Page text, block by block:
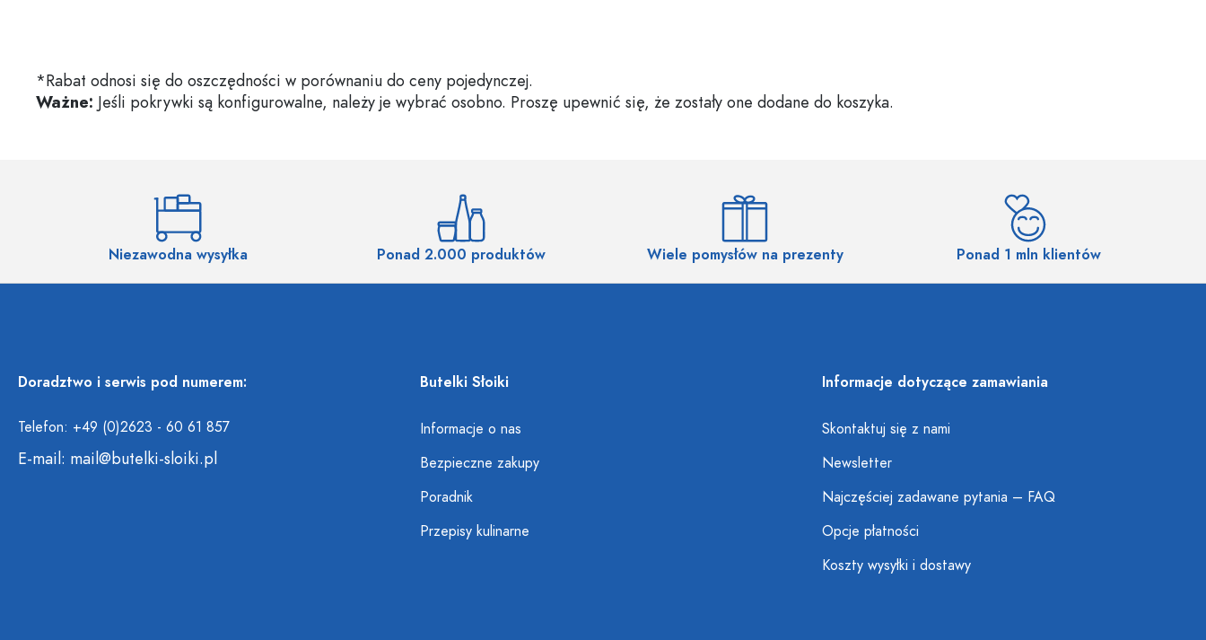
*Rabat odnosi się do oszczędności w porównaniu do ceny pojedynczej.
Ważne: Jeśli pokrywki są konfigurowalne, należy je wybrać osobno. Proszę upewnić się, że zostały one dodane do koszyka.
Niezawodna wysyłka Ponad 2.000 produktów Wiele pomysłów na prezenty Ponad 1 mln klientów
Doradztwo i serwis pod numerem:
Telefon: +49 (0)2623 - 60 61 857
E-mail: mail@butelki-sloiki.pl
Butelki Słoiki
Informacje o nas
Bezpieczne zakupy
Poradnik
Przepisy kulinarne
Informacje dotyczące zamawiania
Skontaktuj się z nami
Newsletter
Najczęściej zadawane pytania – FAQ
Opcje płatności
Koszty wysyłki i dostawy